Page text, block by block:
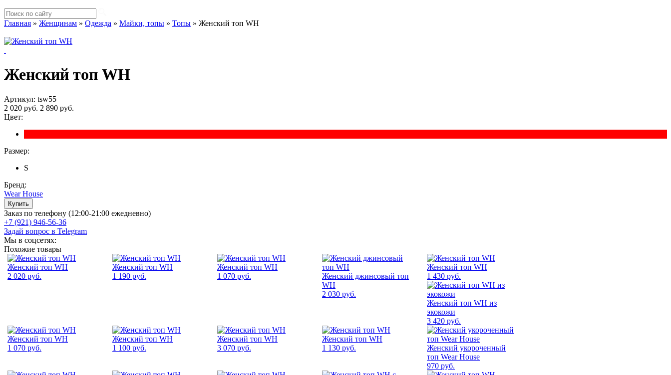
Главная » Женщинам » Одежда » Майки, топы » Топы » Женский топ WH
Женский топ WH
Артикул: tsw55
2 020 руб. 2 890 руб.
Цвет:
Размер:
S
Бренд:
Wear House
Заказ по телефону (12:00-21:00 ежедневно)
+7 (921) 946-56-36
Задай вопрос в Telegram
Мы в соцсетях:
Похожие товары
Женский топ WH
2 020 руб.
Женский топ WH
1 190 руб.
Женский топ WH
1 070 руб.
Женский джинсовый топ
WH
2 030 руб.
Женский топ WH
1 430 руб.
Женский топ WH из
экокожи
3 420 руб.
Женский топ WH
1 070 руб.
Женский топ WH
1 100 руб.
Женский топ WH
3 070 руб.
Женский топ WH
1 130 руб.
Женский укороченный
топ Wear House
970 руб.